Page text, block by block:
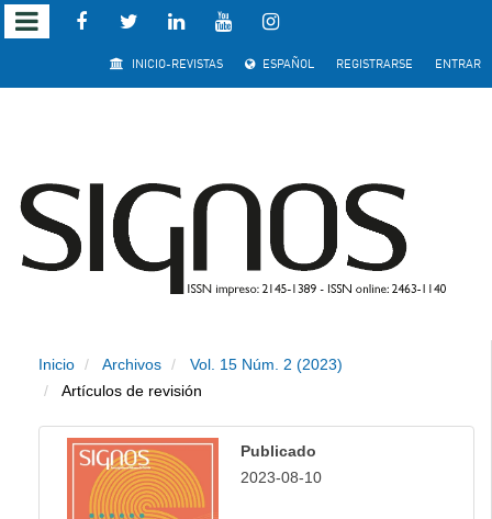
Salto
rápido
contenido
Navegación
principal
Contenido
principal
INICIO-REVISTAS ESPAÑOL REGISTRARSE ENTRAR
Inicio Archivos
Vol. 15 Núm. 2 (2023)
Artículos de revisión
Publicado
2023-08-10